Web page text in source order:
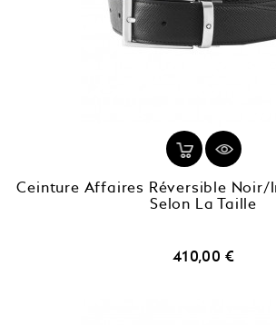
Ceinture Affaires Réversible Noir/
Selon La Taille
410,00 €Prix